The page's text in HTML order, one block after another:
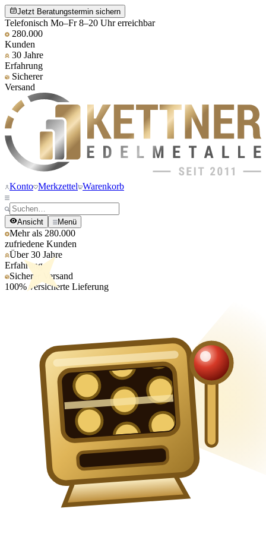
Jetzt Beratungstermin sichern
Telefonisch Mo–Fr 8–20 Uhr erreichbar
280.000
Kunden
30 Jahre
Erfahrung
Sicherer
Versand
Konto Merkzettel Warenkorb
Ansicht Menü
Mehr als 280.000
zufriedene Kunden
Über 30 Jahre
Erfahrung
Sicherer Versand
100% versicherte Lieferung